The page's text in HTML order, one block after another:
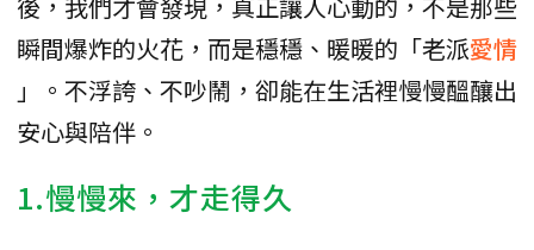
瞬間爆炸的火花，而是穩穩、暖暖的「老派愛情
」。不浮誇、不吵鬧，卻能在生活裡慢慢醞釀出
安心與陪伴。
1.慢慢來，才走得久